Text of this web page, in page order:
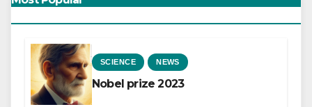
SCIENCE NEWS
Nobel prize 2023